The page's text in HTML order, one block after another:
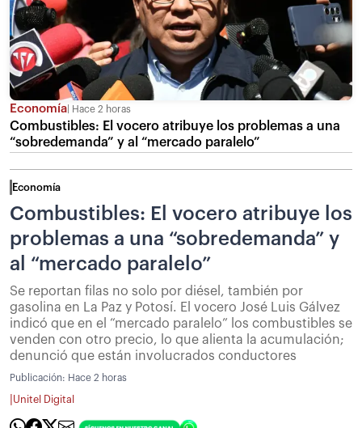
Economía Hace 2 horas
Combustibles: El vocero atribuye los problemas a una
“sobredemanda” y al “mercado paralelo”
Economía
Combustibles: El vocero atribuye los
problemas a una “sobredemanda” y
al “mercado paralelo”
Se reportan filas no solo por diésel, también por
gasolina en La Paz y Potosí. El vocero José Luis Gálvez
indicó que en el “mercado paralelo” los combustibles se
venden con otro precio, lo que alienta la acumulación;
denunció que están involucrados conductores
Publicación: Hace 2 horas
Unitel Digital